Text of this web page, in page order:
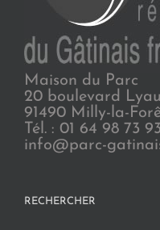
Maison du Parc
20 boulevard
91490 Milly-la-
Tél. : 01 64 98 73 93
info@parc-
RECHERCHER